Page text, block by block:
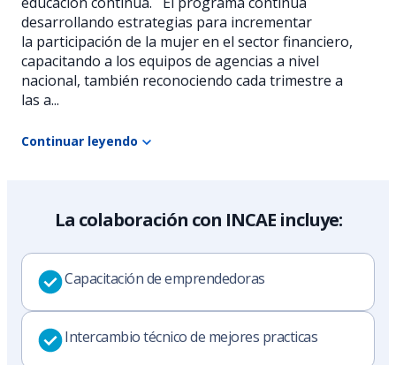
desarrollando estrategias para incrementar
la participación de la mujer en el sector financiero,
capacitando a los equipos de agencias a nivel
nacional, también reconociendo cada trimestre a
las a...
Continuar leyendo
La colaboración con INCAE incluye:
Capacitación de emprendedoras
Intercambio técnico de mejores practicas